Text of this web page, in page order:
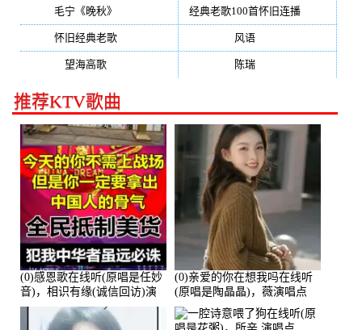
毛宁《晚秋》 经典老歌100首怀旧连播(134)
怀旧经典老歌 风语(132)
望海高歌 陈瑞(128)
推荐KTV歌曲
(0)感恩歌在线听(原唱是任妙
音)，相识有缘(诚信回访)演
唱点播:161288次
(0)亲爱的你在想我吗在线听
(原唱是陶晶晶)，薇演唱点
播:159722次